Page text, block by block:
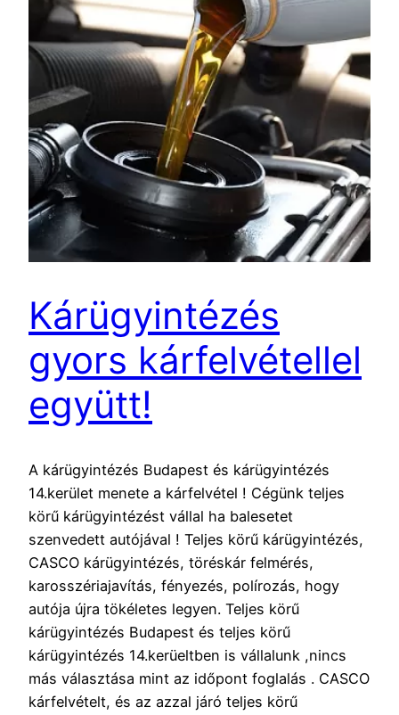
Kárügyintézés
gyors kárfelvétellel
együtt!
A kárügyintézés Budapest és kárügyintézés
14.kerület menete a kárfelvétel ! Cégünk teljes
körű kárügyintézést vállal ha balesetet
szenvedett autójával ! Teljes körű kárügyintézés,
CASCO kárügyintézés, töréskár felmérés,
karosszériajavítás, fényezés, polírozás, hogy
autója újra tökéletes legyen. Teljes körű
kárügyintézés Budapest és teljes körű
kárügyintézés 14.kerüeltben is vállalunk ,nincs
más választása mint az időpont foglalás . CASCO
kárfelvételt, és az azzal járó teljes körű